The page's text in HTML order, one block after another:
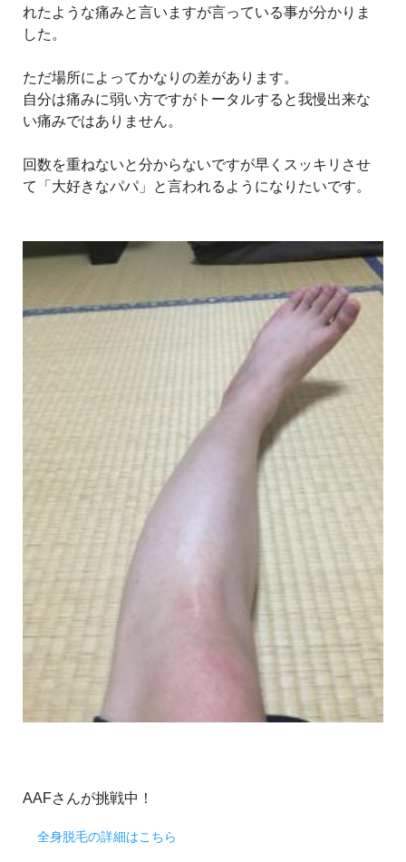
れたような痛みと言いますが言っている事が分かりま
した。
ただ場所によってかなりの差があります。
自分は痛みに弱い方ですがトータルすると我慢出来な
い痛みではありません。
回数を重ねないと分からないですが早くスッキリさせ
て「大好きなパパ」と言われるようになりたいです。
AAFさんが挑戦中！
全身脱毛の詳細はこちら